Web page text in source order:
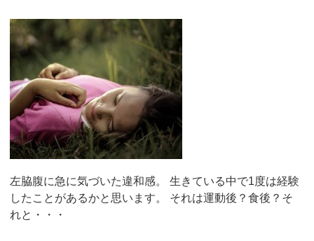
左脇腹に急に気づいた違和感。 生きている中で1度は経験
したことがあるかと思います。 それは運動後？食後？そ
れと・・・